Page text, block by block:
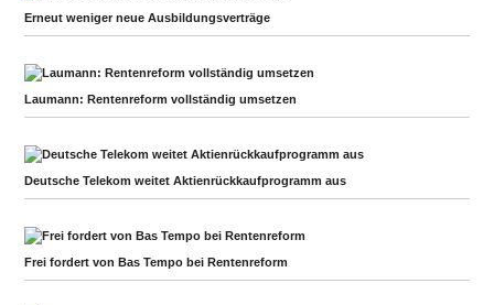
Erneut weniger neue Ausbildungsverträge
Laumann: Rentenreform vollständig umsetzen
Deutsche Telekom weitet Aktienrückkaufprogramm aus
Frei fordert von Bas Tempo bei Rentenreform